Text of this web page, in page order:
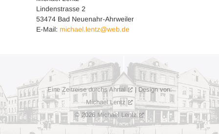
Lindenstrasse 2
53474 Bad Neuenahr-Ahrweiler
E-Mail: michael.lentz@web.de
Eine Zeitreise durchs Ahrtal
| Design von:
Michael Lentz
© 2026 Michael Lentz